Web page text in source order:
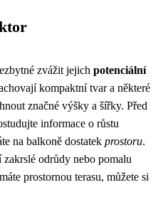
zvážit jejich potenciální
kompaktní tvar a některé
značné výšky a šířky. Před
informace o růstu
na balkoně dostatek prostoru.
odrůdy nebo pomalu
prostornou terasu, můžete si